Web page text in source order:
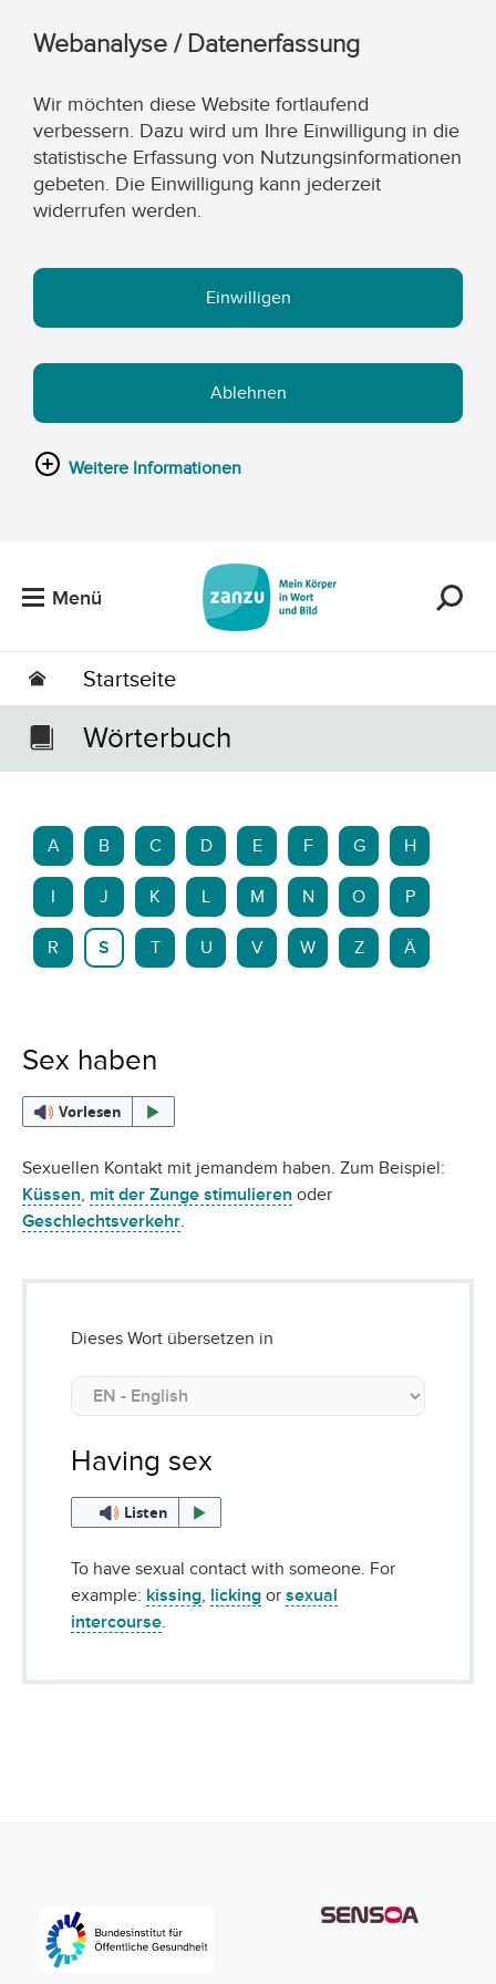
Webanalyse / Datenerfassung
Wir möchten diese Website fortlaufend
verbessern. Dazu wird um Ihre Einwilligung in die
statistische Erfassung von Nutzungsinformationen
gebeten. Die Einwilligung kann jederzeit
widerrufen werden.
Einwilligen
Ablehnen
Weitere Informationen
Menü
Startseite
Wörterbuch
A B C D E F G H
J K L M N O P
R S T U V W Z Ä
Sex haben
Vorlesen
Sexuellen Kontakt mit jemandem haben. Zum Beispiel:
Küssen, mit der Zunge stimulieren oder
Geschlechtsverkehr.
Dieses Wort übersetzen in
Having sex
Listen
To have sexual contact with someone. For
example: kissing, licking or sexual
intercourse.